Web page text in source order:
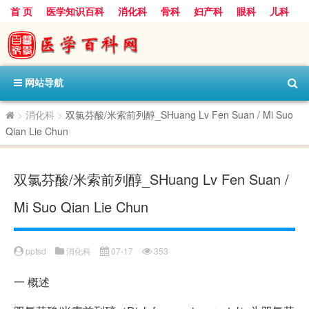
首 页 医学知识百科 消化科 骨科 妇产科 眼科
儿科
心血管病科
呼吸科 神经科
内分泌科
口腔科
网站导航
> 消化科 > 双氯芬酸/米索前列醇_SHuang Lv Fen Suan / Mi Suo
Qian Lie Chun
双氯芬酸/米索前列醇_SHuang Lv Fen Suan /
Mi Suo Qian Lie Chun
pptsd 消化科 07-17 353
一 概述